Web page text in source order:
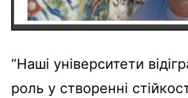
“Наші університети
роль у створенні